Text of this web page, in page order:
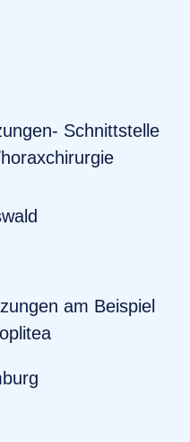
Schnittstelle
am Beispiel